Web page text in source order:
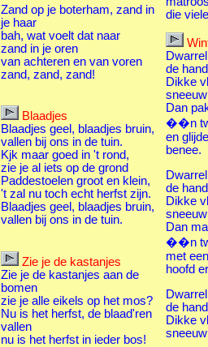
Zand op je boterham, zand in
je haar
bah, wat voelt dat naar
zand in je oren
van achteren en van voren
zand, zand, zand!
Blaadjes
Blaadjes geel, blaadjes bruin,
vallen bij ons in de tuin.
Kjk maar goed in 't rond,
zie je al iets op de grond
Paddestoelen groot en klein,
't zal nu toch echt herfst zijn.
Blaadjes geel, blaadjes bruin,
vallen bij ons in de tuin.
Zie je de kastanjes
Zie je de kastanjes aan de
bomen
zie je alle eikels op het mos?
Nu is het herfst, de blaad'ren
vallen
nu is het herfst in ieder bos!
die
de
Dikke
Dan
��n
en
benee.
de
Dikke
Dan
��n
met
hoofd
de
Dikke